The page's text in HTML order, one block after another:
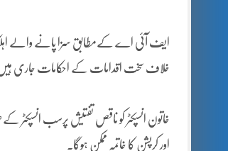
ایف آئی اے کےمطابق سزا پانے والے اہلکار
خلاف سخت اقدامات کے احکامات جاری
خاتون انسپکٹر کو ناقص تفتیش پرسب
اور کرپشن کا خاتمہ ممکن ہوگا۔